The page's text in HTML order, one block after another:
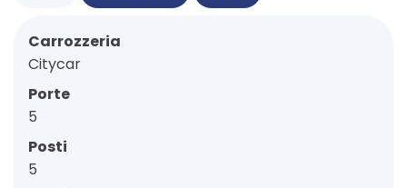
Carrozzeria
Citycar
Porte
5
Posti
5